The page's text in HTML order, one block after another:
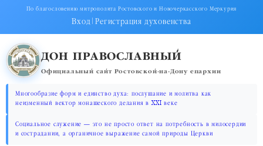
По благословению митрополита Ростовского и Новочеркасского Меркурия
Вход|Регистрация духовенства
ДОН ПРАВОСЛАВНЫЙ
Официальный сайт Ростовской-на-Дону епархии
Многообразие форм и единство духа: послушание и молитва как
неизменный вектор монашеского делания в XXI веке
Социальное служение — это не просто ответ на потребность в милосердии
и сострадании, а органичное выражение самой природы Церкви